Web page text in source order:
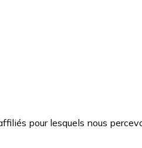
pour lesquels nous